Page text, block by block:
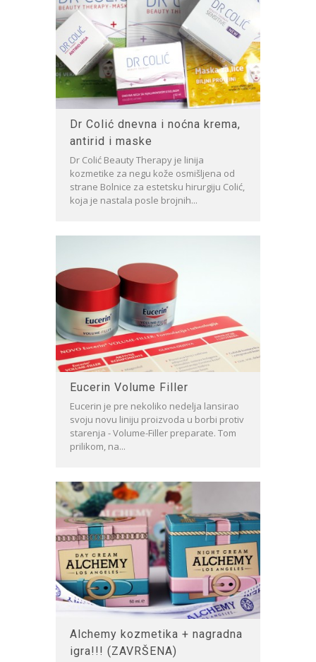
Dr Colić dnevna i noćna krema,
antirid i maske
Dr Colić Beauty Therapy je linija
kozmetike za negu kože osmišljena od
strane Bolnice za estetsku hirurgiju Colić,
koja je nastala posle brojnih...
Eucerin Volume Filler
Eucerin je pre nekoliko nedelja lansirao
svoju novu liniju proizvoda u borbi protiv
starenja - Volume-Filler preparate. Tom
prilikom, na...
Alchemy kozmetika + nagradna
igra!!! (ZAVRŠENA)